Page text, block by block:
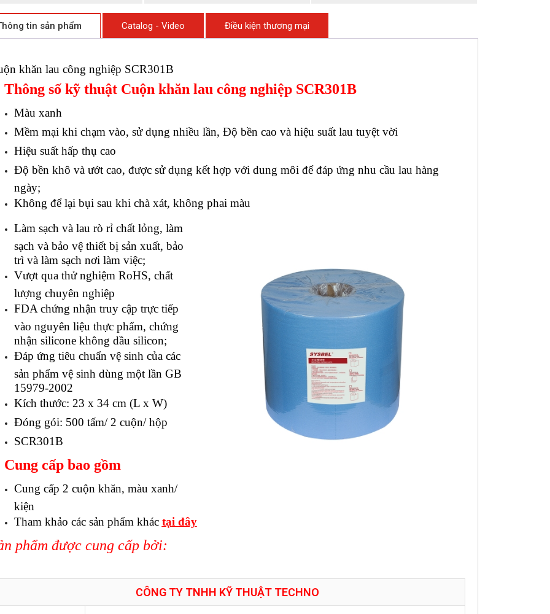
tin sản phẩm Catalog - Video Điều kiện thương mại
khăn lau công nghiệp SCR301B
Thông số kỹ thuật Cuộn khăn lau công nghiệp SCR301B
Màu xanh
Mềm mại khi chạm vào, sử dụng nhiều lần, Độ bền cao và hiệu suất lau tuyệt vời
Hiệu suất hấp thụ cao
Độ bền khô và ướt cao, được sử dụng kết hợp với dung môi để đáp ứng nhu cầu lau hàng
ngày;
Không để lại bụi sau khi chà xát, không phai màu
Làm sạch và lau rò rỉ chất lỏng, làm
sạch và bảo vệ thiết bị sản xuất, bảo
trì và làm sạch nơi làm việc;
Vượt qua thử nghiệm RoHS, chất
lượng chuyên nghiệp
FDA chứng nhận truy cập trực tiếp
vào nguyên liệu thực phẩm, chứng
nhận silicone không dầu silicon;
Đáp ứng tiêu chuẩn vệ sinh của các
sản phẩm vệ sinh dùng một lần GB
15979-2002
Kích thước: 23 x 34 cm (L x W)
Đóng gói: 500 tấm/ 2 cuộn/ hộp
SCR301B
Cung cấp bao gồm
Cung cấp 2 cuộn khăn, màu xanh/
kiện
Tham khảo các sản phẩm khác tại đây
phẩm được cung cấp bởi:
CÔNG TY TNHH KỸ THUẬT TECHNO